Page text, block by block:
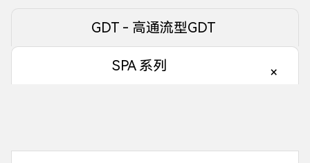
GDT - 高通流型GDT
SPA 系列 ×